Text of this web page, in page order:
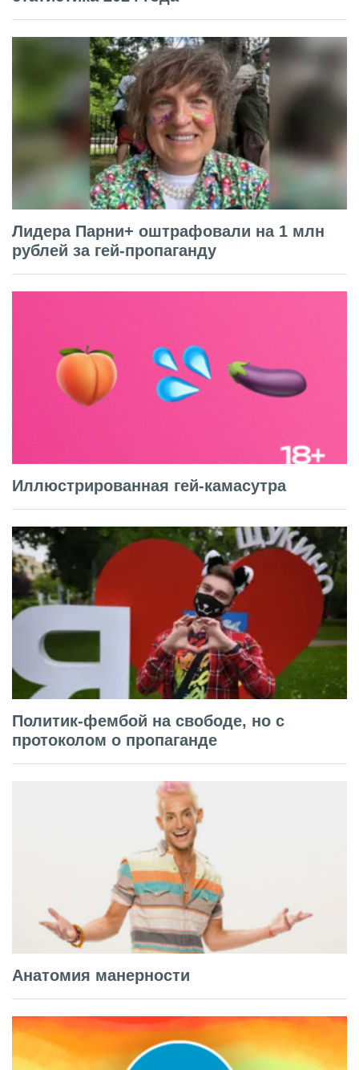
Лидера Парни+ оштрафовали на 1 млн
рублей за гей-пропаганду
Иллюстрированная гей-камасутра
Политик-фембой на свободе, но с
протоколом о пропаганде
Анатомия манерности